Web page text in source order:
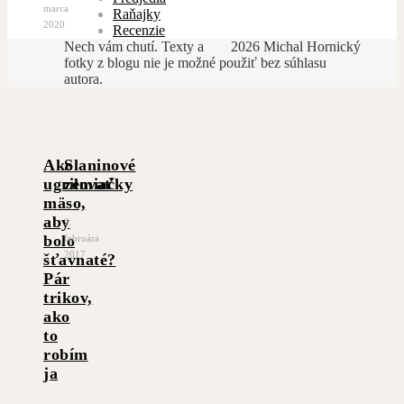
marca
2020
Ako
ugrilovať
mäso,
aby
bolo
šťavnaté?
Pár
trikov,
ako
to
robím
ja
Slaninové
zemiačky
2.
februára
2017
Raňajky
Recenzie
2026 Michal Hornický
Nech vám chutí. Texty a
fotky z blogu nie je možné použiť bez súhlasu
autora.